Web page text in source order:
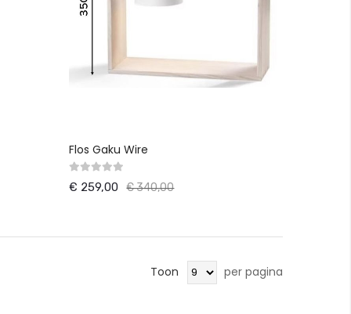
Flos Gaku Wire
€ 259,00 € 340,00
Toon per pagina